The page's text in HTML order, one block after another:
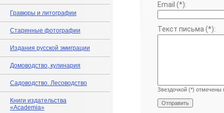
Гравюры и литографии
Старинные фотографии
Издания русской эмиграции
Домоводство, кулинария
Садоводство. Лесоводство
Книги издательства
«Academia»
Email (*):
Текст письма (*):
Звездочкой (*) отмечены